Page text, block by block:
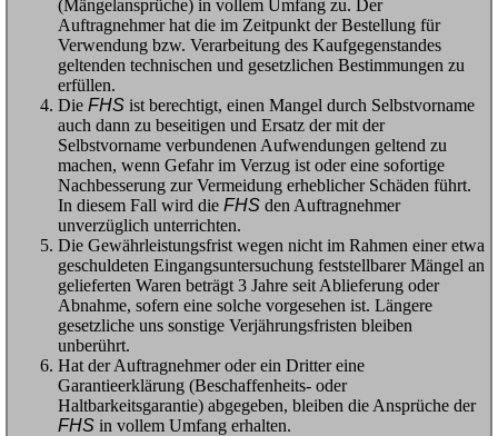
(Mängelansprüche) in vollem Umfang zu. Der
Auftragnehmer hat die im Zeitpunkt der Bestellung für
Verwendung bzw. Verarbeitung des Kaufgegenstandes
geltenden technischen und gesetzlichen Bestimmungen zu
erfüllen.
Die FHS ist berechtigt, einen Mangel durch Selbstvorname
auch dann zu beseitigen und Ersatz der mit der
Selbstvorname verbundenen Aufwendungen geltend zu
machen, wenn Gefahr im Verzug ist oder eine sofortige
Nachbesserung zur Vermeidung erheblicher Schäden führt.
In diesem Fall wird die FHS den Auftragnehmer
unverzüglich unterrichten.
Die Gewährleistungsfrist wegen nicht im Rahmen einer etwa
geschuldeten Eingangsuntersuchung feststellbarer Mängel an
gelieferten Waren beträgt 3 Jahre seit Ablieferung oder
Abnahme, sofern eine solche vorgesehen ist. Längere
gesetzliche uns sonstige Verjährungsfristen bleiben
unberührt.
Hat der Auftragnehmer oder ein Dritter eine
Garantieerklärung (Beschaffenheits- oder
Haltbarkeitsgarantie) abgegeben, bleiben die Ansprüche der
FHS in vollem Umfang erhalten.